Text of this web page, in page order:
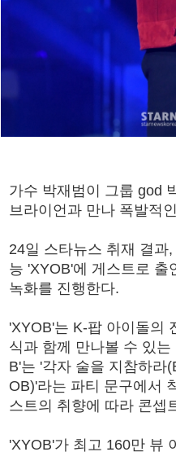
가수 박재범이 그룹 god
브라이언과 만나 폭발적
24일 스타뉴스 취재 결과
능 'XYOB'에 게스트로 출
녹화를 진행한다.
'XYOB'는 K-팝 아이돌의
식과 함께 만나볼 수 있
B'는 '각자 술을 지참하라
OB)'라는 파티 문구에서
스트의 취향에 따라 콘셉
'XYOB'가 최고 160만 뷰